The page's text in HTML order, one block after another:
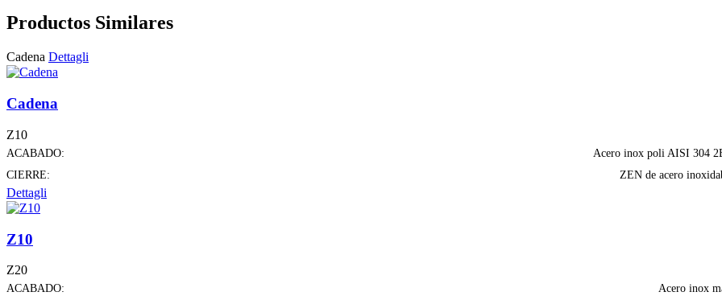
Productos Similares
Cadena Dettagli
Cadena
Z10
ACABADO:
Acero inox poli AISI 304
CIERRE:
ZEN de acero
Dettagli
Z10
Z20
ACABADO:
Acero inox